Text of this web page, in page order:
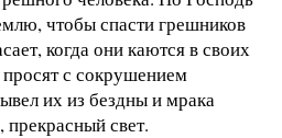
чтобы спасти грешников
когда они каются в своих
с сокрушением
их из бездны и мрака
свет.